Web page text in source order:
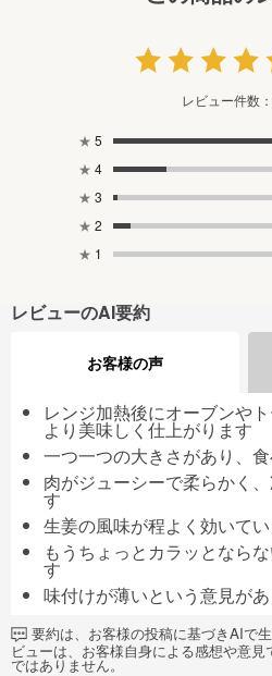
レビュー件数：
★ 5
★ 4
★ 3
★ 2
★ 1
レビューのAI要約
お客様の声
レンジ加熱後にオーブンや
より美味しく仕上がります
一つ一つの大きさがあり、
肉がジューシーで柔らかく
す
生姜の風味が程よく効いて
もうちょっとカラッとなら
す
味付けが薄いという意見が
要約は、お客様の投稿に基づきAIで
ビューは、お客様自身による感想や意
ではありません。